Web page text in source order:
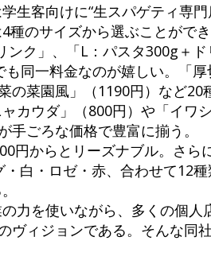
客向けに“生スパゲティ専門
のサイズから選ぶことがで
ク」、「L：パスタ300g＋ド
同一料金なのが嬉しい。「
菜園風」（1190円）など20
カウダ」（800円）や「イワシ
手ごろな価格で豊富に揃う。
円からとリーズナブル。さら
白・ロゼ・赤、合わせて12
力を使いながら、多くの個人
ヴィジョンである。そんな同